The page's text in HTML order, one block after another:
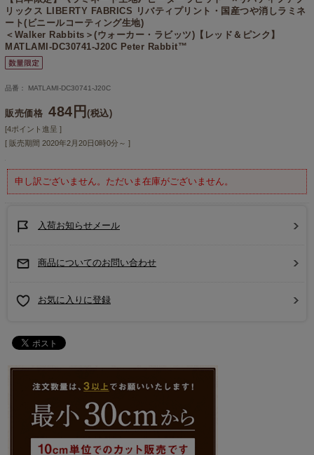
リックス LIBERTY FABRICS リバティプリント・国産つや消しラミネ
ート(ビニールコーティング生地)
＜Walker Rabbits＞(ウォーカー・ラビッツ)【レッド＆ピンク】
MATLAMI-DC30741-J20C Peter Rabbit™
品番： MATLAMI-DC30741-J20C
販売価格 484円(税込)
[4ポイント進呈 ]
[ 販売期間 2020年2月20日0時0分 ～ ]
申し訳ございません。ただいま在庫がございません。
入荷お知らせメール
商品についてのお問い合わせ
お気に入りに登録